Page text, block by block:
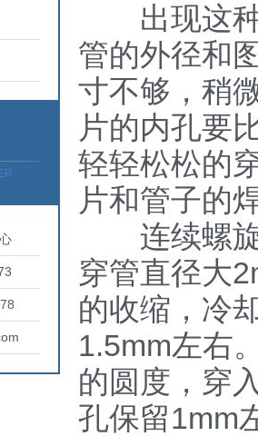
出现这种
管的外径和
寸不够，稍
片的内孔要
轻轻松松的
片和管子的
连续螺旋
穿管直径大
的收缩，冷
1.5mm左右
的圆度，穿
孔保留1mm